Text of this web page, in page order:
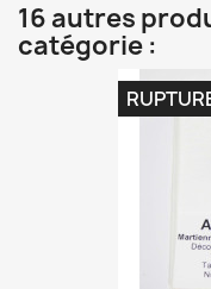
16 autres
catégorie :